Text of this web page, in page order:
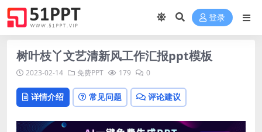
登录
树叶枝丫文艺清新风工作汇报ppt模板
2023-02-14 免费PPT 179 0
详情介绍 常见问题 评论建议